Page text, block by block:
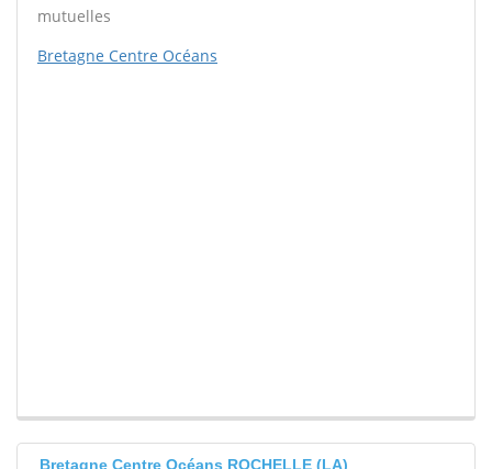
mutuelles
Bretagne Centre Océans
Bretagne Centre Océans ROCHELLE (LA)